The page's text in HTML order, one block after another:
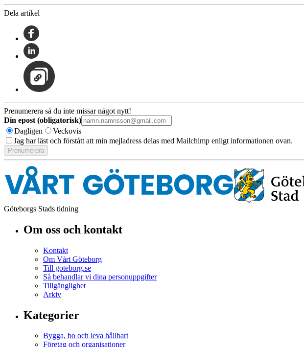
Dela artikel
Prenumerera så du inte missar något nytt!
Din epost (obligatorisk)
Dagligen
Veckovis
Jag har läst och förstått att min mejladress delas med Mailchimp enligt informationen ovan.
Göteborgs Stads tidning
Om oss och kontakt
Kontakt
Om Vårt Göteborg
Till goteborg.se
Så behandlar vi dina personuppgifter
Tillgänglighet
Arkiv
Kategorier
Bygga, bo och leva hållbart
Företag och organisationer